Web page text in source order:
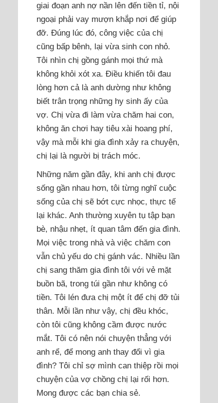
giai đoạn anh nợ nần lên đến tiền tỉ, nội
ngoại phải vay mượn khắp nơi để giúp
đỡ. Đúng lúc đó, công việc của chị
cũng bấp bênh, lại vừa sinh con nhỏ.
Tôi nhìn chị gồng gánh mọi thứ mà
không khỏi xót xa. Điều khiến tôi đau
lòng hơn cả là anh dường như không
biết trân trọng những hy sinh ấy của
vợ. Chị vừa đi làm vừa chăm hai con,
không ăn chơi hay tiêu xài hoang phí,
vậy mà mỗi khi gia đình xảy ra chuyện,
chị lại là người bị trách móc.
Những năm gần đây, khi anh chị được
sống gần nhau hơn, tôi từng nghĩ cuộc
sống của chị sẽ bớt cực nhọc, thực tế
lại khác. Anh thường xuyên tụ tập bạn
bè, nhậu nhẹt, ít quan tâm đến gia đình.
Mọi việc trong nhà và việc chăm con
vẫn chủ yếu do chị gánh vác. Nhiều lần
chị sang thăm gia đình tôi với vẻ mặt
buồn bã, trong túi gần như không có
tiền. Tôi lén đưa chị một ít để chị đỡ tủi
thân. Mỗi lần như vậy, chị đều khóc,
còn tôi cũng không cầm được nước
mắt. Tôi có nên nói chuyện thẳng với
anh rể, để mong anh thay đổi vì gia
đình? Tôi chỉ sợ mình can thiệp rồi mọi
chuyện của vợ chồng chị lại rối hơn.
Mong được các bạn chia sẻ.